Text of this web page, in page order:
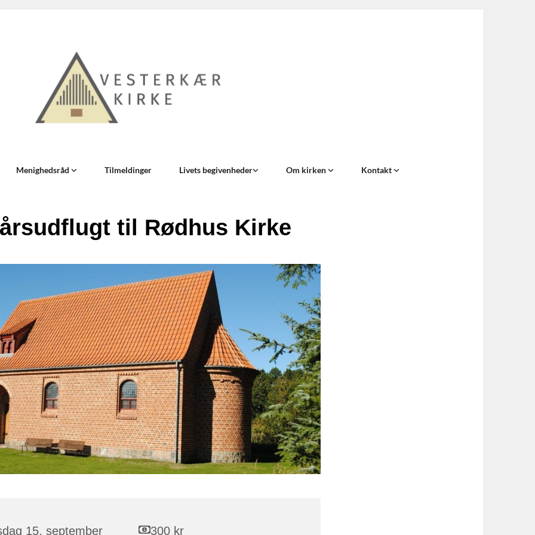
Menighedsråd Tilmeldinger Livets begivenheder Om kirken Kontakt
til Rødhus Kirke
15. september 300 kr